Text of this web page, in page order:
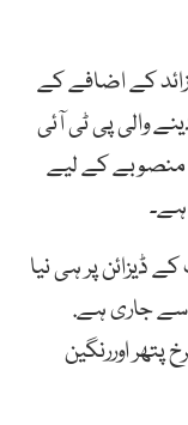
روپے سے زائد کے اضافے کے
والی پی ٹی آئی
منصوبے کے لیے
ہے۔
عمارت کے ڈیزائن پر ہی نیا
سے جاری ہے.
اوررنگین